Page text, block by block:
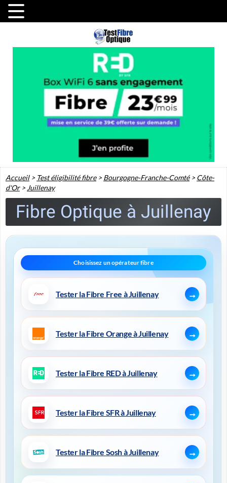
Accueil> Test éligibilité fibre>Bourgogne-Franche-Comté>Côte-
d'Or> Juillenay
Fibre Optique à Juillenay
Tester la Fibre Free à Juillenay
Tester la Fibre Orange à Juillenay
Tester la Fibre RED à Juillenay
Tester la Fibre SFR à Juillenay
Tester la Fibre Sosh à Juillenay